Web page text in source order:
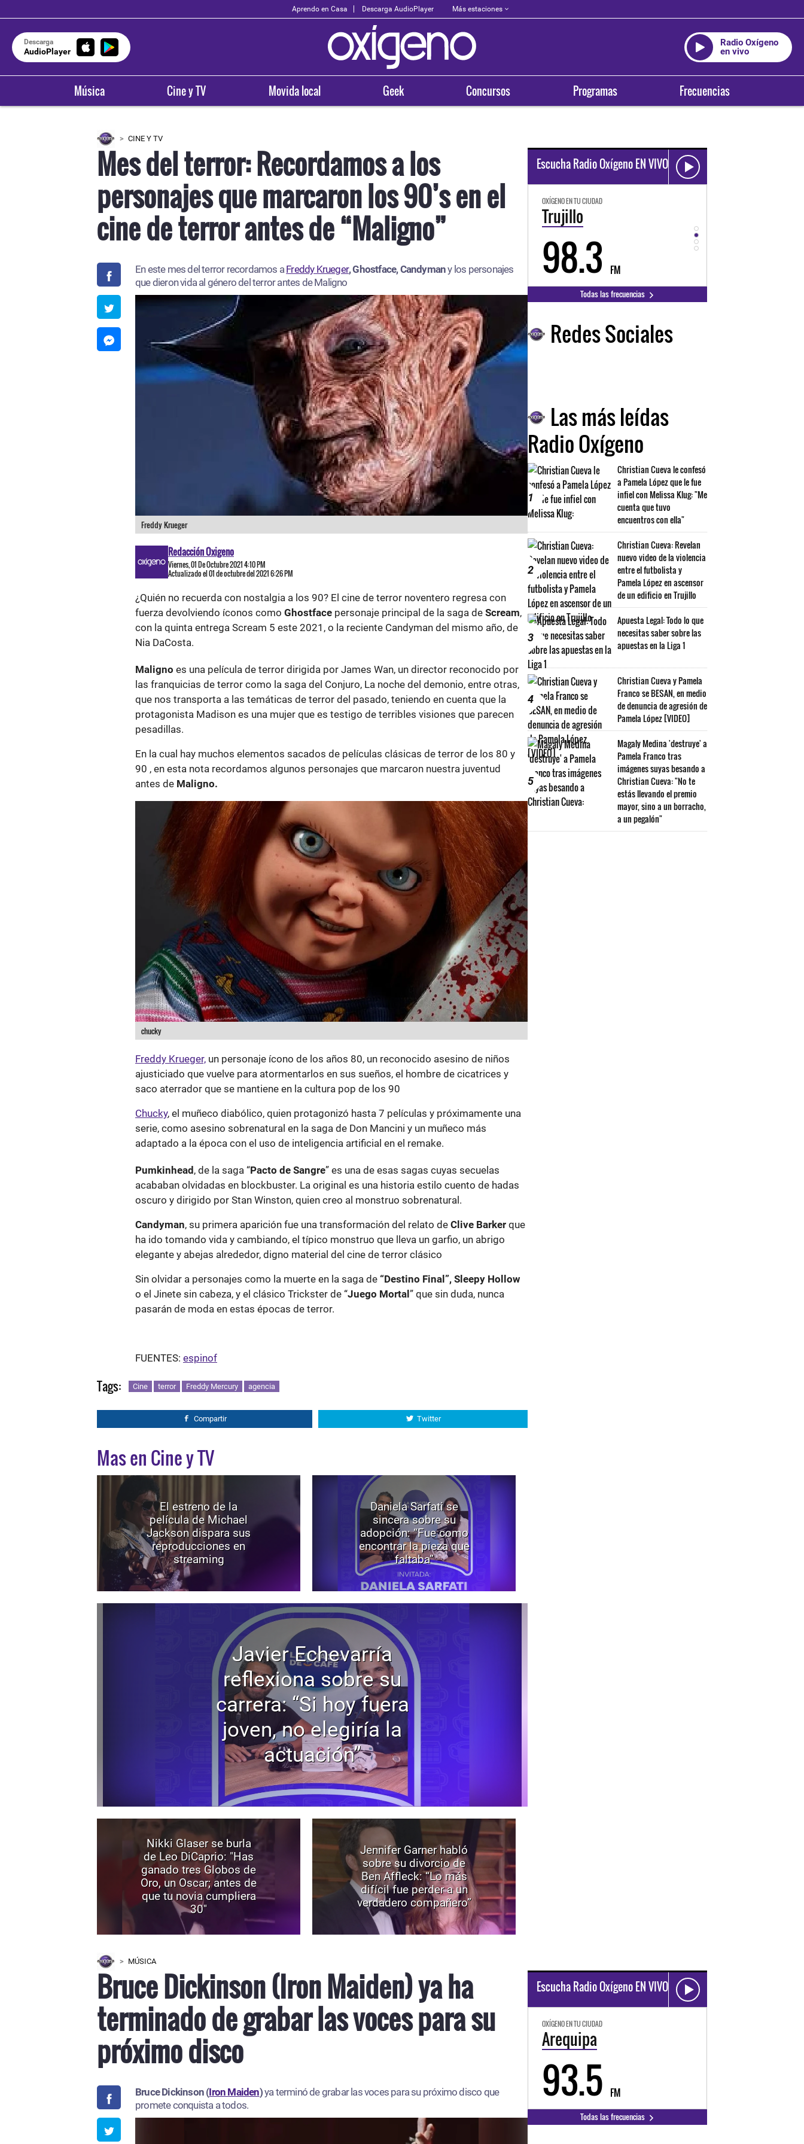
Aprendo en Casa Descarga AudioPlayer Más estaciones
Descarga
AudioPlayer
Radio Oxígeno
en vivo
Música Cine y TV Movida local Geek Concursos Programas Frecuencias
CINE Y TV
Mes del terror: Recordamos a los
personajes que marcaron los 90’s en el
cine de terror antes de “Maligno”
En este mes del terror recordamos aFreddy Krueger, Ghostface, Candymany los personajes
que dieron vida al género del terror antes de Maligno
Freddy Krueger
Redacción Oxigeno
Viernes, 01 De Octubre 2021 4:10 PM
Actualizado el 01 de octubre del 2021 6:26 PM
¿Quién no recuerda con nostalgia a los 90? El cine de terror noventero regresa con
fuerza devolviendo íconos como Ghostface personaje principal de la saga de Scream,
con la quinta entrega Scream 5 este 2021, o la reciente Candyman del mismo año, de
Nia DaCosta.
Maligno es una película de terror dirigida por James Wan, un director reconocido por
las franquicias de terror como la saga del Conjuro, La noche del demonio, entre otras,
que nos transporta a las temáticas de terror del pasado, teniendo en cuenta que la
protagonista Madison es una mujer que es testigo de terribles visiones que parecen
pesadillas.
En la cual hay muchos elementos sacados de películas clásicas de terror de los 80 y
90 , en esta nota recordamos algunos personajes que marcaron nuestra juventud
antes de Maligno.
chucky
Freddy Krueger, un personaje ícono de los años 80, un reconocido asesino de niños
ajusticiado que vuelve para atormentarlos en sus sueños, el hombre de cicatrices y
saco aterrador que se mantiene en la cultura pop de los 90
Chucky, el muñeco diabólico, quien protagonizó hasta 7 películas y próximamente una
serie, como asesino sobrenatural en la saga de Don Mancini y un muñeco más
adaptado a la época con el uso de inteligencia artificial en el remake.
Pumkinhead , de la saga “Pacto de Sangre” es una de esas sagas cuyas secuelas
acababan olvidadas en blockbuster. La original es una historia estilo cuento de hadas
oscuro y dirigido por Stan Winston, quien creo al monstruo sobrenatural.
Candyman, su primera aparición fue una transformación del relato de Clive Barker que
ha ido tomando vida y cambiando, el típico monstruo que lleva un garfio, un abrigo
elegante y abejas alrededor, digno material del cine de terror clásico
Sin olvidar a personajes como la muerte en la saga de “Destino Final”, Sleepy Hollow
o el Jinete sin cabeza, y el clásico Trickster de “Juego Mortal ” que sin duda, nunca
pasarán de moda en estas épocas de terror.
FUENTES: espinof
Tags: Cine terror Freddy Mercury agencia
Compartir Twitter
Mas en Cine y TV
El estreno de la
película de Michael
Jackson dispara sus
reproducciones en
streaming
Daniela Sarfati se
sincera sobre su
adopción: “Fue como
encontrar la pieza que
faltaba”
Javier Echevarría
reflexiona sobre su
carrera: “Si hoy fuera
joven, no elegiría la
actuación”
Nikki Glaser se burla
de Leo DiCaprio: "Has
ganado tres Globos de
Oro, un Oscar; antes de
que tu novia cumpliera
30"
Jennifer Garner habló
sobre su divorcio de
Ben Affleck: “Lo más
difícil fue perder a un
verdadero compañero”
Escucha Radio Oxígeno EN VIVO
OXÍGENO EN TU CIUDAD
Arequipa
93.5 FM
OXÍGENO EN TU CIUDAD
Trujillo
98.3 FM 94.3
Todas las frecuencias
Redes Sociales
Las más leídas
Radio Oxígeno
1
Christian Cueva le confesó
a Pamela López que le fue
infiel con Melissa Klug: "Me
cuenta que tuvo
encuentros con ella"
2
Christian Cueva: Revelan
nuevo video de la violencia
entre el futbolista y
Pamela López en ascensor
de un edificio en Trujillo
3
Apuesta Legal: Todo lo que
necesitas saber sobre las
apuestas en la Liga 1
4
Christian Cueva y Pamela
Franco se BESAN, en medio
de denuncia de agresión de
Pamela López [VIDEO]
5
Magaly Medina 'destruye' a
Pamela Franco tras
imágenes suyas besando a
Christian Cueva: "No te
estás llevando el premio
mayor, sino a un borracho,
a un pegalón"
MÚSICA
Bruce Dickinson (Iron Maiden) ya ha
terminado de grabar las voces para su
próximo disco
Bruce Dickinson (Iron Maiden)ya terminó de grabar las voces para su próximo disco que
promete conquista a todos.
Escucha Radio Oxígeno EN VIVO
OXÍGENO EN TU CIUDAD
Arequipa
93.5 FM
Todas las frecuencias